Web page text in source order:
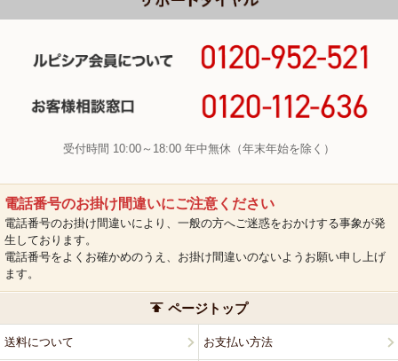
受付時間 10:00～18:00 年中無休（年末年始を除く）
電話番号のお掛け間違いにご注意ください
電話番号のお掛け間違いにより、一般の方へご迷惑をおかけする事象が発
生しております。
電話番号をよくお確かめのうえ、お掛け間違いのないようお願い申し上げ
ます。
ページトップ
送料について お支払い方法